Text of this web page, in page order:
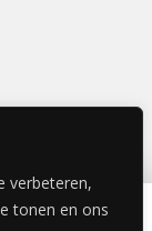
verbeteren,
tonen en ons